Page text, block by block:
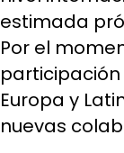
estimada
Por el
Europa y
nuevas